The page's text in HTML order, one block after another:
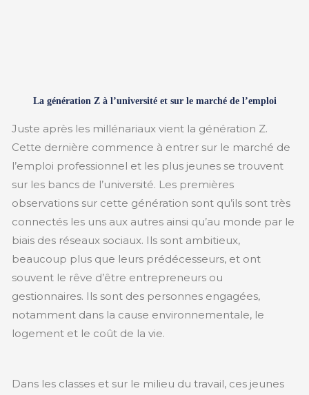
La génération Z à l’université et sur le marché de l’emploi
Juste après les millénariaux vient la génération Z.
Cette dernière commence à entrer sur le marché de
l’emploi professionnel et les plus jeunes se trouvent
sur les bancs de l’université. Les premières
observations sur cette génération sont qu’ils sont très
connectés les uns aux autres ainsi qu’au monde par le
biais des réseaux sociaux. Ils sont ambitieux,
beaucoup plus que leurs prédécesseurs, et ont
souvent le rêve d’être entrepreneurs ou
gestionnaires. Ils sont des personnes engagées,
notamment dans la cause environnementale, le
logement et le coût de la vie.
Dans les classes et sur le milieu du travail, ces jeunes